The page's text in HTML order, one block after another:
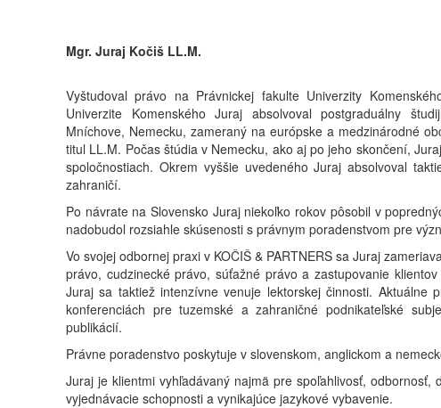
Mgr. Juraj Kočiš LL.M.
Vyštudoval právo na Právnickej fakulte Univerzity
Univerzite Komenského Juraj absolvoval postgraduálny
Mníchove, Nemecku, zameraný na európske a medzinárodné
titul LL.M. Počas štúdia v Nemecku, ako aj po jeho skončení,
spoločnostiach. Okrem vyššie uvedeného Juraj absolvoval
zahraničí.
Po návrate na Slovensko Juraj niekoľko rokov pôsobil v
nadobudol rozsiahle skúsenosti s právnym poradenstvom pre
Vo svojej odbornej praxi v KOČIŠ & PARTNERS sa Juraj
právo, cudzinecké právo, súťažné právo a zastupovanie
Juraj sa taktiež intenzívne venuje lektorskej činnosti. Aktuálne
konferenciách pre tuzemské a zahraničné podnikateľské
publikácií.
Právne poradenstvo poskytuje v slovenskom, anglickom a
Juraj je klientmi vyhľadávaný najmä pre spoľahlivosť,
vyjednávacie schopnosti a vynikajúce jazykové vybavenie.